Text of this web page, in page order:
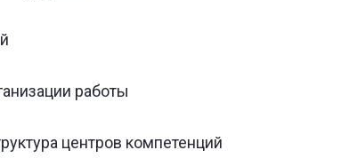
работы
центров компетенций